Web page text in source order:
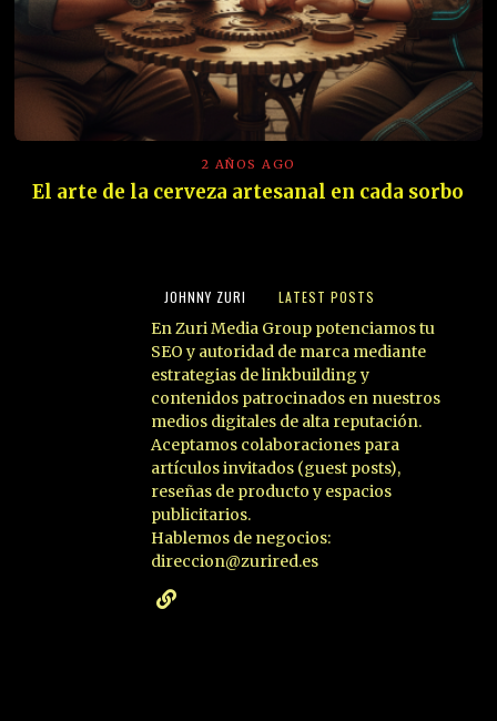
2 AÑOS AGO
El arte de la cerveza artesanal en cada sorbo
JOHNNY ZURI LATEST POSTS
En Zuri Media Group potenciamos tu
SEO y autoridad de marca mediante
estrategias de linkbuilding y
contenidos patrocinados en nuestros
medios digitales de alta reputación.
Aceptamos colaboraciones para
artículos invitados (guest posts),
reseñas de producto y espacios
publicitarios.
Hablemos de negocios:
direccion@zurired.es